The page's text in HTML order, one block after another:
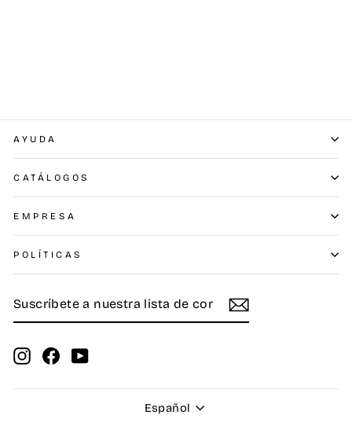
AYUDA
CATÁLOGOS
EMPRESA
POLÍTICAS
A
DE
CORREO
InstagramFacebookYouTube
Idioma
Español